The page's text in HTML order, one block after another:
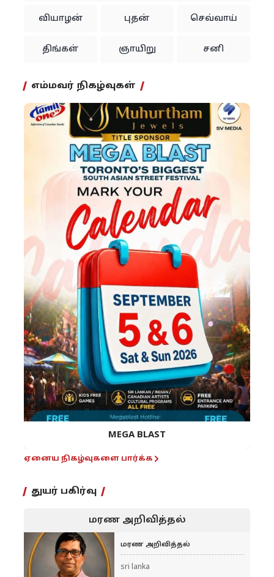
வியாழன் புதன் செவ்வாய்
திங்கள் ஞாயிறு சனி
எம்மவர் நிகழ்வுகள்
MEGA BLAST
ஏனைய நிகழ்வுகளை பார்க்க
துயர் பகிர்வு
மரண அறிவித்தல்
மரண அறிவித்தல்
sri lanka